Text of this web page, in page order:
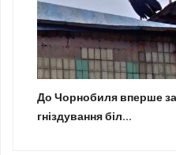
До Чорнобиля вперше за
гніздування біл...